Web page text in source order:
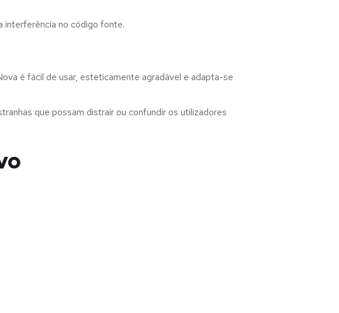
interferência no código fonte.
é fácil de usar, esteticamente agradável e adapta-se
que possam distrair ou confundir os utilizadores